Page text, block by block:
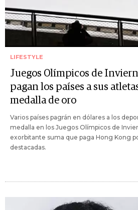
LIFESTYLE
Juegos Olímpicos de
pagan los países a sus
medalla de oro
Varios países pagrán en dólares a los
medalla en los Juegos Olímpicos de
exorbitante suma que paga Hong Kong
destacadas.